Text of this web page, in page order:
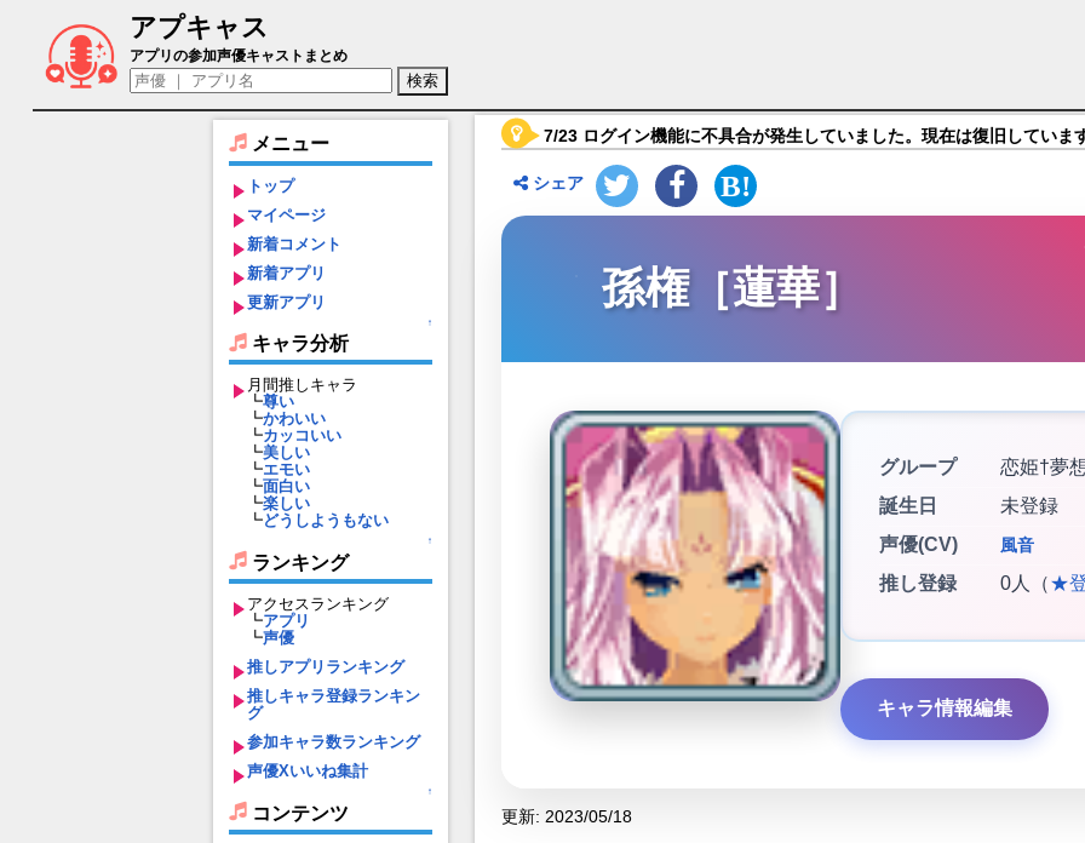
アプキャス
孫権［蓮華］（声優：風音)【デタリキZ 特別防衛局隊員の日常】キャラ紹介
アプリの参加声優キャストまとめ
メニュー
トップ
マイページ
新着コメント
新着アプリ
更新アプリ
↑
キャラ分析
月間推しキャラ
┗尊い
┗かわいい
┗カッコいい
┗美しい
┗エモい
┗面白い
┗楽しい
┗どうしようもない
↑
ランキング
アクセスランキング
┗アプリ
┗声優
推しアプリランキング
推しキャラ登録ランキン
グ
参加キャラ数ランキング
声優Xいいね集計
↑
コンテンツ
7/23 ログイン機能に不具合が発生していました。現在は復旧していま
シェア
孫権［蓮華］
グループ
恋姫†夢
誕生日
未登録
声優(CV)
風音
推し登録 0人（★
キャラ情報編集
更新: 2023/05/18